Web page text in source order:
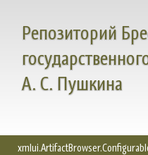
Репозиторий
А. С. Пушкина